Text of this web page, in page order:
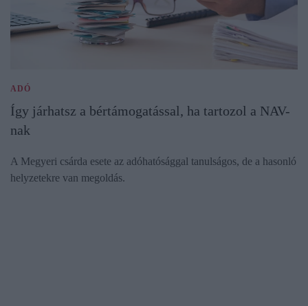
ADÓ
Így járhatsz a bértámogatással, ha tartozol a NAV-
nak
A Megyeri csárda esete az adóhatósággal tanulságos, de a hasonló
helyzetekre van megoldás.